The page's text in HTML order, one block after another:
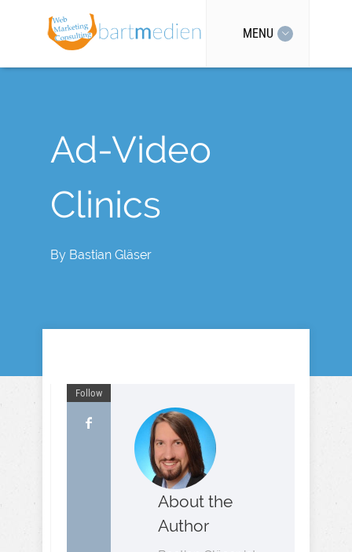
MENU
Ad-Video
Clinics
By Bastian Gläser
Follow
About the
Author